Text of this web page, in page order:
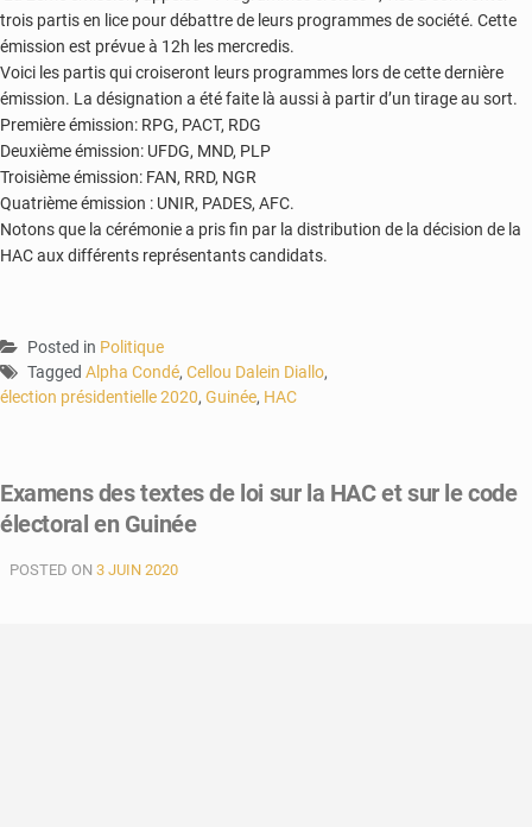
trois partis en lice pour débattre de leurs programmes de société. Cette
émission est prévue à 12h les mercredis.
Voici les partis qui croiseront leurs programmes lors de cette dernière
émission. La désignation a été faite là aussi à partir d’un tirage au sort.
Première émission: RPG, PACT, RDG
Deuxième émission: UFDG, MND, PLP
Troisième émission: FAN, RRD, NGR
Quatrième émission : UNIR, PADES, AFC.
Notons que la cérémonie a pris fin par la distribution de la décision de la
HAC aux différents représentants candidats.
Posted in Politique
Tagged Alpha Condé, Cellou Dalein Diallo,
élection présidentielle 2020, Guinée, HAC
Examens des textes de loi sur la HAC et sur le code
électoral en Guinée
POSTED ON 3 JUIN 2020